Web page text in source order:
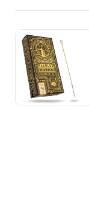
Цена
Количество